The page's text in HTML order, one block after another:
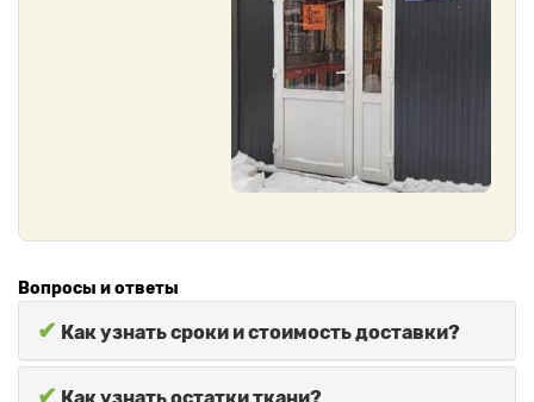
Вопросы и ответы
✔ Как узнать сроки и стоимость доставки?
✔